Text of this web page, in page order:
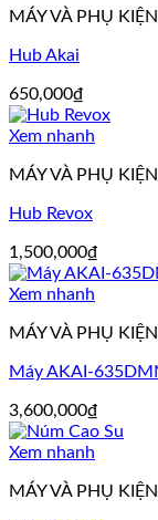
MÁY VÀ PHỤ KIỆN
Hub Akai
650,000₫
Xem nhanh
MÁY VÀ PHỤ KIỆN
Hub Revox
1,500,000₫
Xem nhanh
MÁY VÀ PHỤ KIỆN
Máy AKAI-
3,600,000₫
Xem nhanh
MÁY VÀ PHỤ KIỆN